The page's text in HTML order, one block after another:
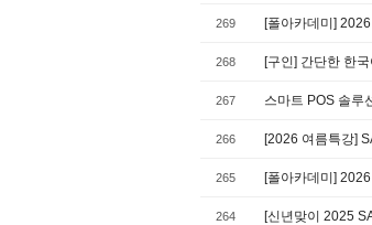
269 [폴아카데미]
268 [구인] 간단한 한
267 스마트 POS 솔루
266 [2026 여름특강]
265 [폴아카데미]
264 [신년맞이 2025